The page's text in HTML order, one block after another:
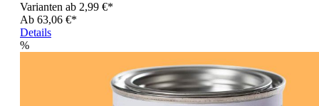
Varianten ab 2,99 €*
Ab 63,06 €*
Details
%